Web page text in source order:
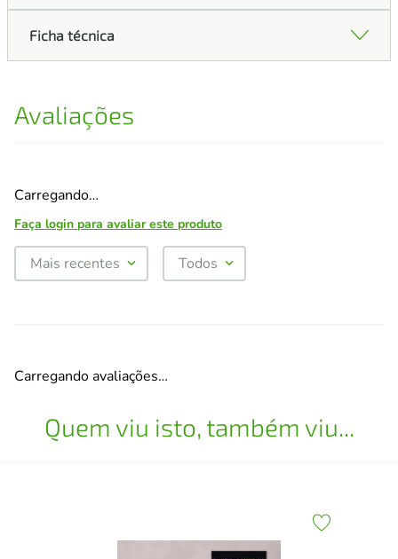
Ficha técnica
Avaliações
Carregando…
Faça login para avaliar este produto
Mais recentes Todos
Carregando avaliações…
Quem viu isto, também viu...